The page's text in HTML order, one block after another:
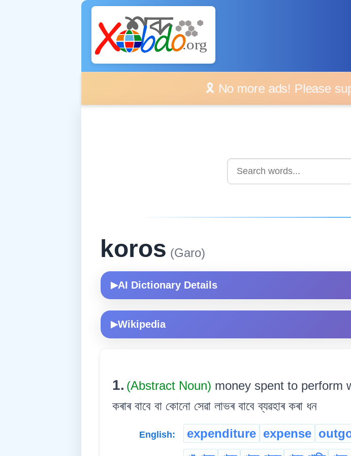
🎗️ No more ads! Please
koros (Garo)
▶AI Dictionary Details
▶Wikipedia
1. (Abstract Noun) money spent to perform
কৰাৰ বাবে বা কোনো সেৱা লাভৰ বাবে ব্যৱহাৰ কৰা ধন
English: expenditure expense